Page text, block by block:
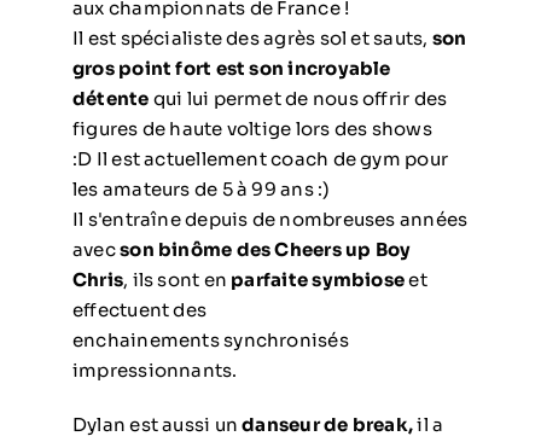
aux championnats de France !
Il est spécialiste des agrès sol et sauts, son
gros point fort est son incroyable
détente qui lui permet de nous offrir des
figures de haute voltige lors des shows
:D Il est actuellement coach de gym pour
les amateurs de 5 à 99 ans :)
Il s'entraîne depuis de nombreuses années
avecson binôme des Cheers up Boy
Chris, ils sont en parfaite symbioseet
effectuent des
enchainements synchronisés
impressionnants.
Dylan est aussi un danseur de break,il a